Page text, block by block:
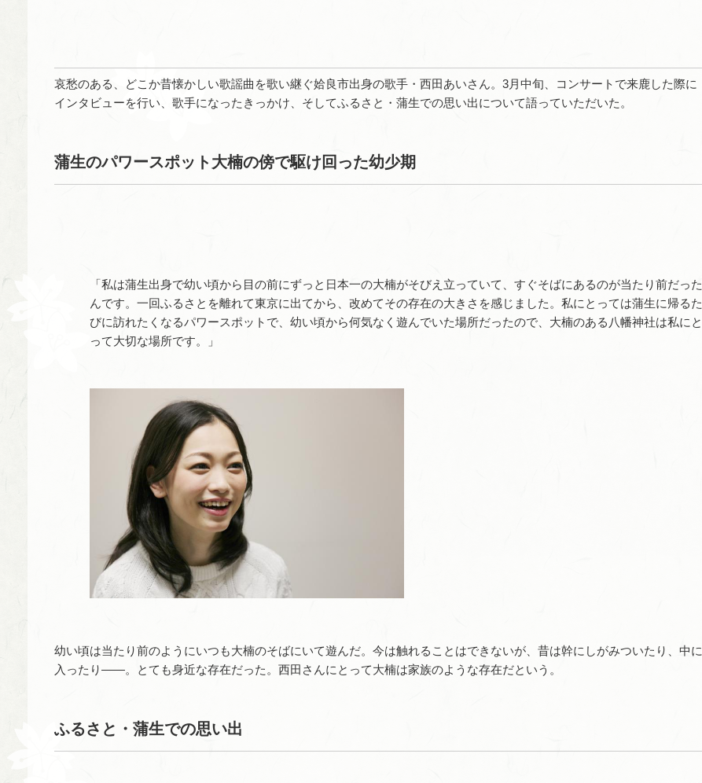
哀愁のある、どこか昔懐かしい歌謡曲を歌い継ぐ姶良市出身の歌手・西田あいさん。3月中旬、コンサートで来鹿した際に
インタビューを行い、歌手になったきっかけ、そしてふるさと・蒲生での思い出について語っていただいた。
蒲生のパワースポット大楠の傍で駆け回った幼少期
「私は蒲生出身で幼い頃から目の前にずっと日本一の大楠がそびえ立っていて、すぐそばにあるのが当たり前だった
んです。一回ふるさとを離れて東京に出てから、改めてその存在の大きさを感じました。私にとっては蒲生に帰るた
びに訪れたくなるパワースポットで、幼い頃から何気なく遊んでいた場所だったので、大楠のある八幡神社は私にと
って大切な場所です。」
幼い頃は当たり前のようにいつも大楠のそばにいて遊んだ。今は触れることはできないが、昔は幹にしがみついたり、中に
入ったり――。とても身近な存在だった。西田さんにとって大楠は家族のような存在だという。
ふるさと・蒲生での思い出